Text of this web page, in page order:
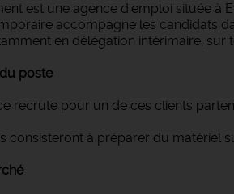
est une agence d'emploi située à
accompagne les candidats
en délégation intérimaire, sur
poste
recrute pour un de ces clients
consisteront à préparer du matériel